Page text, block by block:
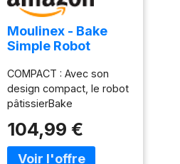
Moulinex - Bake
Simple Robot
fouet, batteur et
crochet
COMPACT : Avec son
design compact, le robot
pâtissierBake
parfaitement à toutes les
cuisines - sataillen'est
104,99 €